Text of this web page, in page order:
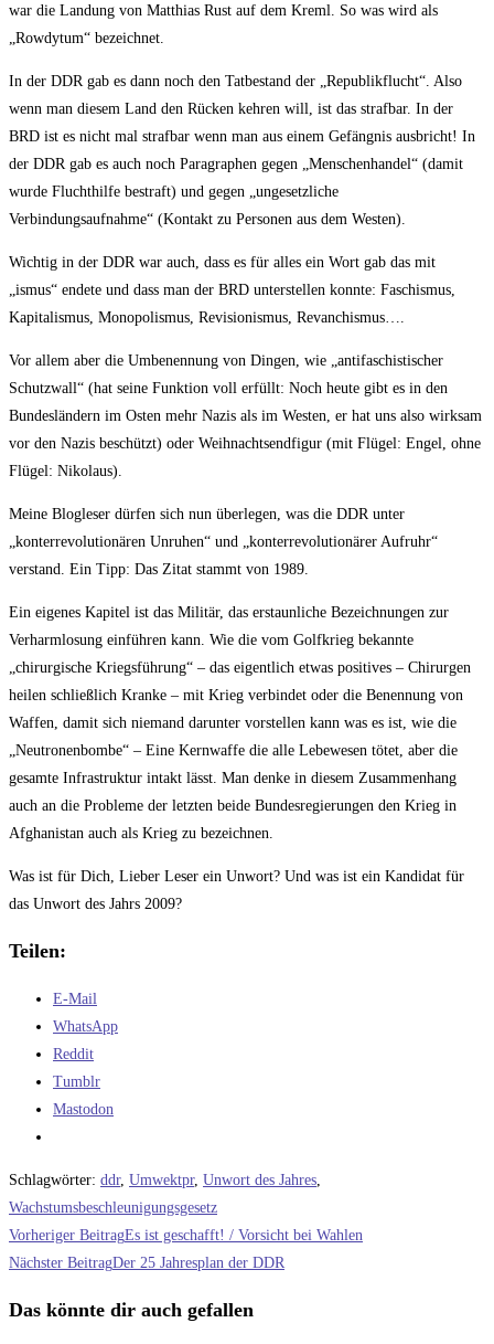
war die Landung von Matthias Rust auf dem Kreml. So was wird als
„Rowdytum“ bezeichnet.
In der DDR gab es dann noch den Tatbestand der „Republikflucht“. Also
wenn man diesem Land den Rücken kehren will, ist das strafbar. In der
BRD ist es nicht mal strafbar wenn man aus einem Gefängnis ausbricht! In
der DDR gab es auch noch Paragraphen gegen „Menschenhandel“ (damit
wurde Fluchthilfe bestraft) und gegen „ungesetzliche
Verbindungsaufnahme“ (Kontakt zu Personen aus dem Westen).
Wichtig in der DDR war auch, dass es für alles ein Wort gab das mit
„ismus“ endete und dass man der BRD unterstellen konnte: Faschismus,
Kapitalismus, Monopolismus, Revisionismus, Revanchismus….
Vor allem aber die Umbenennung von Dingen, wie „antifaschistischer
Schutzwall“ (hat seine Funktion voll erfüllt: Noch heute gibt es in den
Bundesländern im Osten mehr Nazis als im Westen, er hat uns also wirksam
vor den Nazis beschützt) oder Weihnachtsendfigur (mit Flügel: Engel, ohne
Flügel: Nikolaus).
Meine Blogleser dürfen sich nun überlegen, was die DDR unter
„konterrevolutionären Unruhen“ und „konterrevolutionärer Aufruhr“
verstand. Ein Tipp: Das Zitat stammt von 1989.
Ein eigenes Kapitel ist das Militär, das erstaunliche Bezeichnungen zur
Verharmlosung einführen kann. Wie die vom Golfkrieg bekannte
„chirurgische Kriegsführung“ – das eigentlich etwas positives – Chirurgen
heilen schließlich Kranke – mit Krieg verbindet oder die Benennung von
Waffen, damit sich niemand darunter vorstellen kann was es ist, wie die
„Neutronenbombe“ – Eine Kernwaffe die alle Lebewesen tötet, aber die
gesamte Infrastruktur intakt lässt. Man denke in diesem Zusammenhang
auch an die Probleme der letzten beide Bundesregierungen den Krieg in
Afghanistan auch als Krieg zu bezeichnen.
Was ist für Dich, Lieber Leser ein Unwort? Und was ist ein Kandidat für
das Unwort des Jahrs 2009?
Teilen:
E-Mail
WhatsApp
Reddit
Tumblr
Mastodon
Schlagwörter: ddr, Umwektpr, Unwort des Jahres
Wachstumsbeschleunigungsgesetz
Weitere
Artikel
ansehen
Vorheriger BeitragEs ist geschafft! / Vorsicht bei Wahlen
Nächster BeitragDer 25 Jahresplan der DDR
Das könnte dir auch gefallen